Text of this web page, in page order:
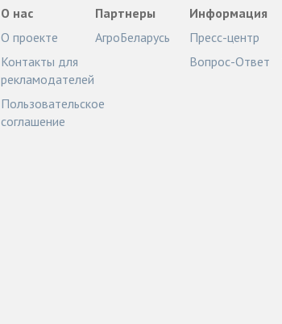
О нас
О проекте
Контакты для
рекламодателей
Пользовательское
соглашение
Партнеры
АгроБеларусь
Информация
Пресс-центр
Вопрос-Ответ